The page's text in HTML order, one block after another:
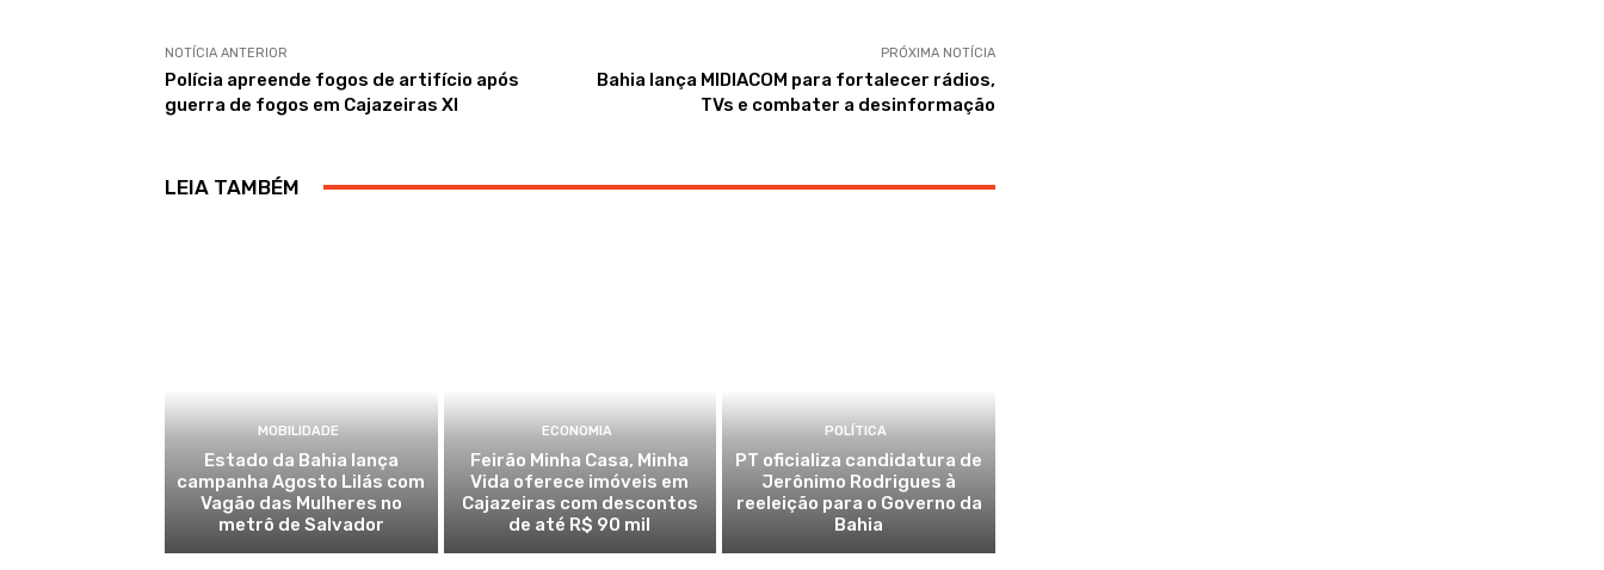
NOTÍCIA ANTERIOR
Polícia apreende fogos de artifício após
guerra de fogos em Cajazeiras XI
PRÓXIMA NOTÍCIA
Bahia lança MIDIACOM para fortalecer rádios,
TVs e combater a desinformação
LEIA TAMBÉM
MOBILIDADE
Estado da Bahia lança
campanha Agosto Lilás com
Vagão das Mulheres no
metrô de Salvador
ECONOMIA
Feirão Minha Casa, Minha
Vida oferece imóveis em
Cajazeiras com descontos
de até R$ 90 mil
POLÍTICA
PT oficializa candidatura de
Jerônimo Rodrigues à
reeleição para o Governo da
Bahia